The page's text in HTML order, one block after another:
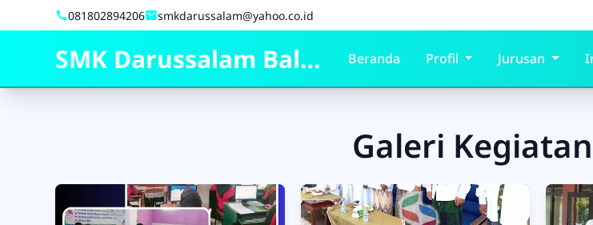
Skip to Content081802894206 smkdarussalam@yahoo.co.id
SMK Darussalam Balapulang Beranda Profil Jurusan
Galeri